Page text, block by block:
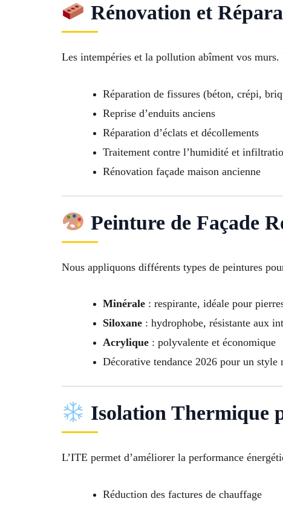
Rénovation et
Les intempéries et la pollution abîment vos
Réparation de fissures (béton, crépi,
Reprise d’enduits anciens
Réparation d’éclats et décollements
Traitement contre l’humidité et
Rénovation façade maison ancienne
Peinture de Façade
Nous appliquons différents types de peintures
Minérale : respirante, idéale pour
Siloxane : hydrophobe, résistante aux
Acrylique : polyvalente et économique
Décorative tendance 2026 pour un style
Isolation Thermique
L’ITE permet d’améliorer la performance
Réduction des factures de chauffage